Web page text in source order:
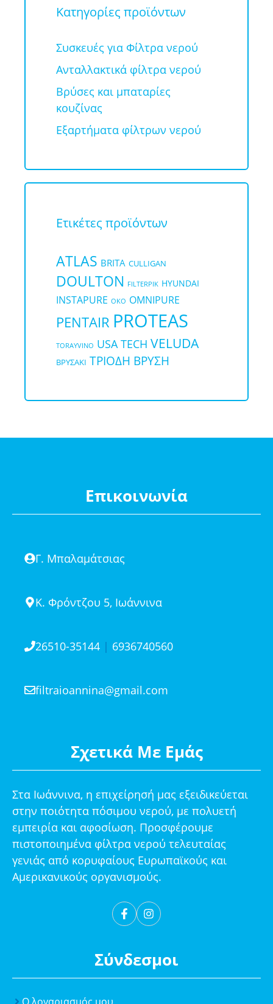
Κατηγορίες προϊόντων
Συσκευές για Φίλτρα νερού
Ανταλλακτικά φίλτρα νερού
Βρύσες και μπαταρίες
κουζίνας
Εξαρτήματα φίλτρων νερού
Ετικέτες προϊόντων
ATLAS BRITA CULLIGAN
DOULTON FILTERPIK HYUNDAI
INSTAPURE OKO OMNIPURE
PENTAIR PROTEAS
TORAYVINO USA TECH VELUDA
ΒΡΥΣΑΚΙ ΤΡΙΟΔΗ ΒΡΥΣΗ
Σχετικά Με Εμάς
Στα Ιωάννινα, η επιχείρησή μας εξειδικεύεται
στην ποιότητα πόσιμου νερού, με πολυετή
εμπειρία και αφοσίωση. Προσφέρουμε
πιστοποιημένα φίλτρα νερού τελευταίας
γενιάς από κορυφαίους Ευρωπαϊκούς και
Αμερικανικούς οργανισμούς.
Σύνδεσμοι
Ο λογαριασμός μου
Επικοινωνία
Γ. Μπαλαμάτσιας
Κ. Φρόντζου 5, Ιωάννινα
26510-35144 | 6936740560
filtraioannina@gmail.com